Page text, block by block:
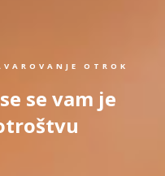
OTROK
se vam je